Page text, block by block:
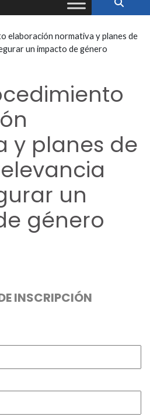
elaboración normativa y planes de
un impacto de género
y planes de
un
género
INSCRIPCIÓN